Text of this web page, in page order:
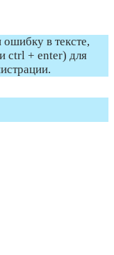
в тексте,
ctrl + enter) для